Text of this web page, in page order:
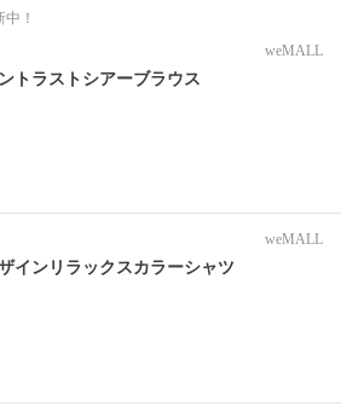
！
weMALL
トラストシアーブラウス
weMALL
インリラックスカラーシャツ